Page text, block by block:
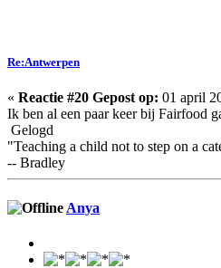
Re:Antwerpen
« Reactie #20 Gepost op: 01 april
Ik ben al een paar keer bij Fairfood
Gelogd
"Teaching a child not to step on a
-- Bradley
Anya